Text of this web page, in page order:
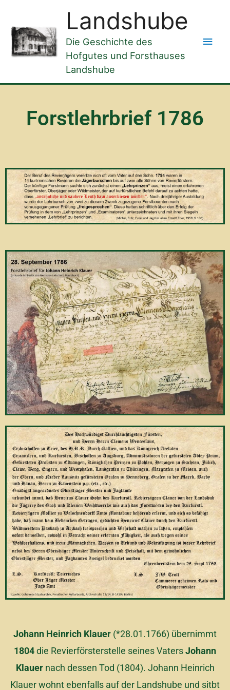
springen
Landshube
Die Geschichte des
Hofgutes und Forsthauses
Landshube
Forstlehrbrief 1786
Johann Heinrich Klauer (*28.01.1766) übernimmt
1804die Revierförsterstelle seines VatersJohann
Klauernach dessen Tod (1804). Johann Heinrich
Klauer wohnt ebenfalls auf der Landshube und sitbt